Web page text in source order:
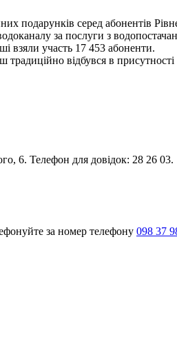
подарунків серед абонентів
за послуги з
взяли участь 17 453 абоненти.
відбувся в
6. Телефон для довідок: 28 26 03.
за номер телефону 098 37